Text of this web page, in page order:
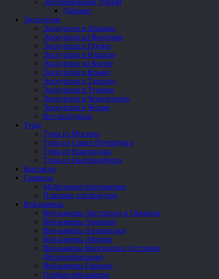
Экстремальный туризм
Дайвинг
Экскурсии
Экскурсии в Абхазии
Экскурсии во Вьетнаме
Экскурсии в Грузии
Экскурсии в Израиле
Экскурсии на Кипре
Экскурсии в Крыму
Экскурсии в Таиланд
Экскурсии в Турцию
Экскурсии в Черногорию
Экскурсии в Чехию
Все экскурсии
Туры
Туры из Москвы
Туры из Санкт-Петербурга
Туры из Краснодара
Туры из Екатеринбурга
Контакты
Сервисы
Мобильные приложения
Плагины для браузера
Веб-камеры
Веб-камеры Австралии и Океании
Веб-камеры Америки
Веб-камеры Антарктики
Веб-камеры Африки
Веб-камеры Виргинских Островов
(Великобритания)
Веб-камеры Евразии
Особые веб-камеры